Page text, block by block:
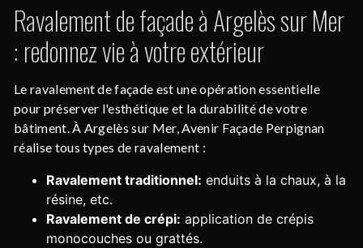
Ravalement de façade à Argelès sur Mer
: redonnez vie à votre extérieur
Le ravalement de façade est une opération essentielle
pour préserver l'esthétique et la durabilité de votre
bâtiment. À Argelès sur Mer, Avenir Façade Perpignan
réalise tous types de ravalement :
Ravalement traditionnel: enduits à la chaux, à la
résine, etc.
Ravalement de crépi: application de crépis
monocouches ou grattés.